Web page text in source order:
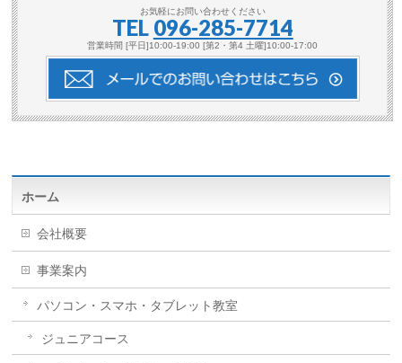
お気軽にお問い合わせください
TEL 096-285-7714
営業時間 [平日]10:00-19:00 [第2・第4 土曜]10:00-17:00
ホーム
会社概要
事業案内
パソコン・スマホ・タブレット教室
ジュニアコース